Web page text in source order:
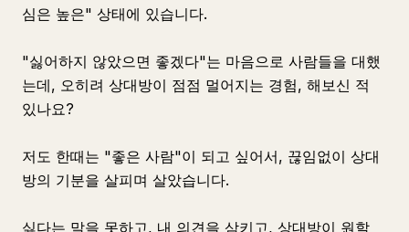
심은 높은" 상태에 있습니다.
"싫어하지 않았으면 좋겠다"는 마음으로 사람들을 대했
는데, 오히려 상대방이 점점 멀어지는 경험, 해보신 적
있나요?
저도 한때는 "좋은 사람"이 되고 싶어서, 끊임없이 상대
방의 기분을 살피며 살았습니다.
싫다는 말을 못하고, 내 의견을 삼키고, 상대방이 원할